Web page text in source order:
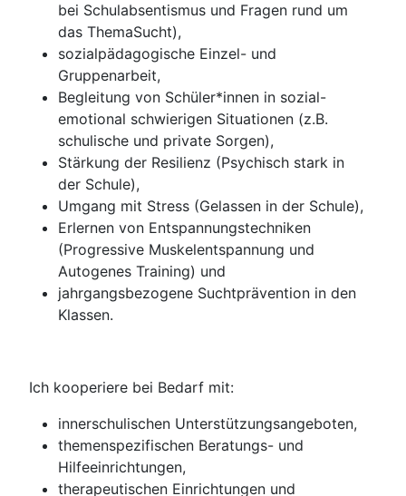
bei Schulabsentismus und Fragen rund um
das ThemaSucht),
sozialpädagogische Einzel- und
Gruppenarbeit,
Begleitung von Schüler*innen in sozial-
emotional schwierigen Situationen (z.B.
schulische und private Sorgen),
Stärkung der Resilienz (Psychisch stark in
der Schule),
Umgang mit Stress (Gelassen in der Schule),
Erlernen von Entspannungstechniken
(Progressive Muskelentspannung und
Autogenes Training) und
jahrgangsbezogene Suchtprävention in den
Klassen.
Ich kooperiere bei Bedarf mit:
innerschulischen Unterstützungsangeboten,
themenspezifischen Beratungs- und
Hilfeeinrichtungen,
therapeutischen Einrichtungen und